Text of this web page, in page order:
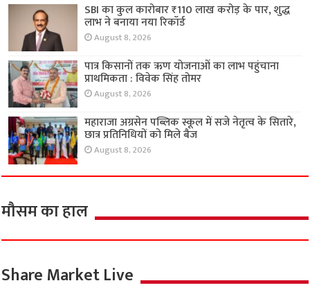
SBI का कुल कारोबार ₹110 लाख करोड़ के पार, शुद्ध
लाभ ने बनाया नया रिकॉर्ड
August 8, 2026
पात्र किसानों तक ऋण योजनाओं का लाभ पहुंचाना
प्राथमिकता : विवेक सिंह तोमर
August 8, 2026
महाराजा अग्रसेन पब्लिक स्कूल में सजे नेतृत्व के सितारे,
छात्र प्रतिनिधियों को मिले बैज
August 8, 2026
मौसम का हाल
Share Market Live